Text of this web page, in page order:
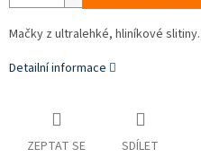
Mačky z ultralehké, hliníkové slitiny.
Detailní informace
ZEPTAT SE SDÍLET